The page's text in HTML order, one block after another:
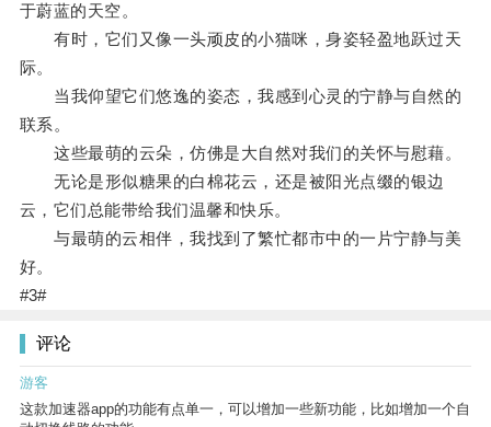
于蔚蓝的天空。
有时，它们又像一头顽皮的小猫咪，身姿轻盈地跃过天
际。
当我仰望它们悠逸的姿态，我感到心灵的宁静与自然的
联系。
这些最萌的云朵，仿佛是大自然对我们的关怀与慰藉。
无论是形似糖果的白棉花云，还是被阳光点缀的银边
云，它们总能带给我们温馨和快乐。
与最萌的云相伴，我找到了繁忙都市中的一片宁静与美
好。
#3#
评论
游客
这款加速器app的功能有点单一，可以增加一些新功能，比如增加一个自